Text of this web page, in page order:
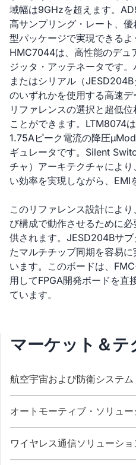
域幅は9GHzを超えます。
高サンプリング・レート、
型パッケージで実現できるよ
HMC7044は、高性能のデュ
ジッタ・アッテネータです
またはシリアル（
のいずれかを使用する高速デ
リファレンスの選択と超低
ことができます。LTM8074
1.75Aピーク電流の降圧
ギュレータです。Silent
チャ）アーキテクチャによ
い効率を実現しながら、EMI
このリファレンス設計によ
び構成で動作させるために
供されます。JESD204Bサ
たマルチチップ同期を容易
います。このボードは、
用してFPGA開発ボードを直
ています。
マーケット＆テ
航空宇宙および防衛システム
オートモーティブ・ソリュー
ワイヤレス通信ソリューショ